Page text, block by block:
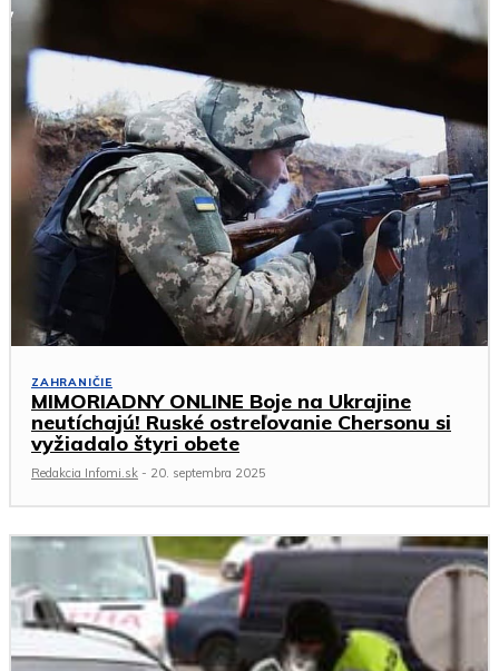
ZAHRANIČIE
MIMORIADNY ONLINE Boje na Ukrajine
neutíchajú! Ruské ostreľovanie Chersonu si
vyžiadalo štyri obete
Redakcia Infomi.sk - 20. septembra 2025